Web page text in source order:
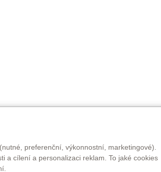
preferenční, výkonnostní, marketingové).
a cílení a personalizaci reklam. To jaké cookies